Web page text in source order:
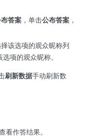
答案 ，单击公布答案 ，
择该选项的观众昵称列
项的观众昵称。
刷新数据手动刷新数
作答结果。